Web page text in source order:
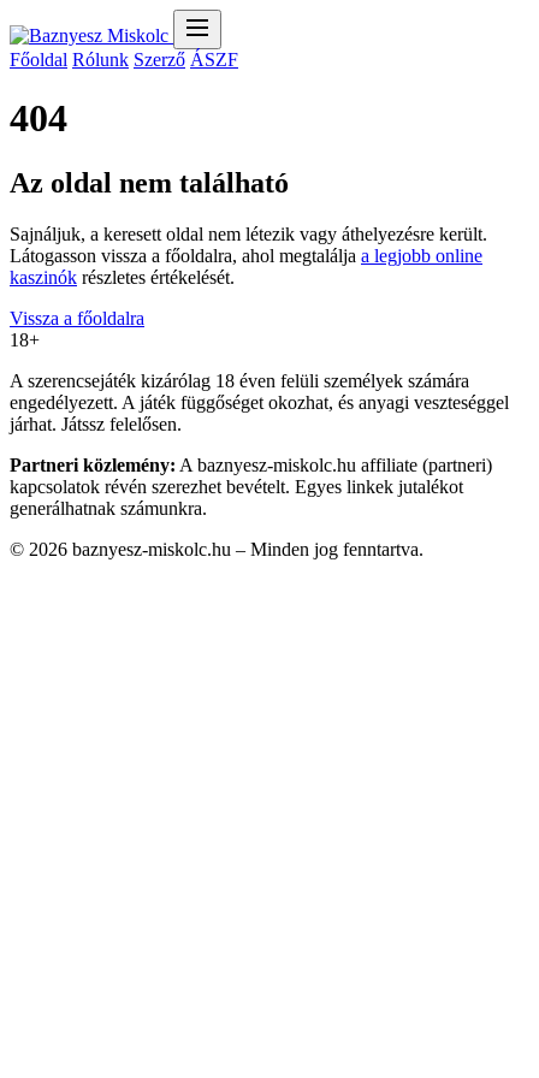
Főoldal Rólunk Szerző ÁSZF
404
Az oldal nem található
Sajnáljuk, a keresett oldal nem létezik vagy áthelyezésre került.
Látogasson vissza a főoldalra, ahol megtalálja a legjobb online
kaszinók részletes értékelését.
Vissza a főoldalra
18+
A szerencsejáték kizárólag 18 éven felüli személyek számára
engedélyezett. A játék függőséget okozhat, és anyagi veszteséggel
járhat. Játssz felelősen.
Partneri közlemény: A baznyesz-miskolc.hu affiliate (partneri)
kapcsolatok révén szerezhet bevételt. Egyes linkek jutalékot
generálhatnak számunkra.
© 2026 baznyesz-miskolc.hu – Minden jog fenntartva.